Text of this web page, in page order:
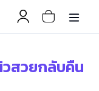
สวยกลับคืน